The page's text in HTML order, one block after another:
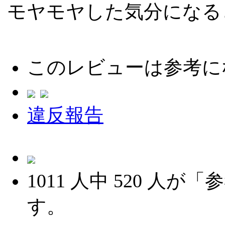
モヤモヤした気分にな
このレビューは参考
違反報告
1011 人中 520 人が「
す。